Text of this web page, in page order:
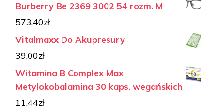
Burberry Be 2369 3002 54 rozm. M
573,40zł
Vitalmaxx Do Akupresury
39,00zł
Witamina B Complex Max
Metylokobalamina 30 kaps. wegańskich
11,44zł